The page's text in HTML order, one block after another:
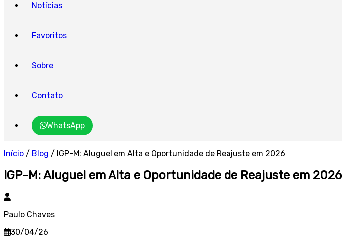
Notícias
Favoritos
Sobre
Contato
WhatsApp
Início / Blog / IGP-M: Aluguel em Alta e Oportunidade de Reajuste em 2026
IGP-M: Aluguel em Alta e Oportunidade de Reajuste em 2026
Paulo Chaves
30/04/26